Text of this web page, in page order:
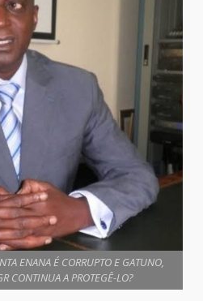
ENANA É CORRUPTO E GATUNO,
CONTINUA A PROTEGÊ-LO?